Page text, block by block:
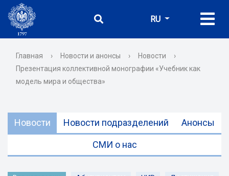
RU
Главная › Новости и анонсы › Новости
›
Презентация коллективной монографии «Учебник как
модель мира и общества»
Новости Новости подразделений Анонсы
СМИ о нас